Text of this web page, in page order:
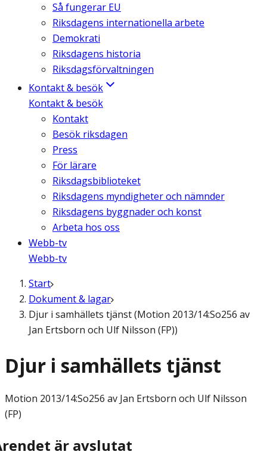
Så fungerar EU
Riksdagens internationella arbete
Demokrati
Riksdagens historia
Riksdagsförvaltningen
Kontakt & besök
Kontakt & besök
Kontakt
Besök riksdagen
Press
För lärare
Riksdagsbiblioteket
Riksdagens myndigheter och nämnder
Riksdagens byggnader och konst
Arbeta hos oss
Webb-tv
Webb-tv
Start
Dokument & lagar
Djur i samhällets tjänst (Motion 2013/14:So256 av
Jan Ertsborn och Ulf Nilsson (FP))
Djur i samhällets tjänst
Motion 2013/14:So256 av Jan Ertsborn och Ulf Nilsson
(FP)
är avslutat